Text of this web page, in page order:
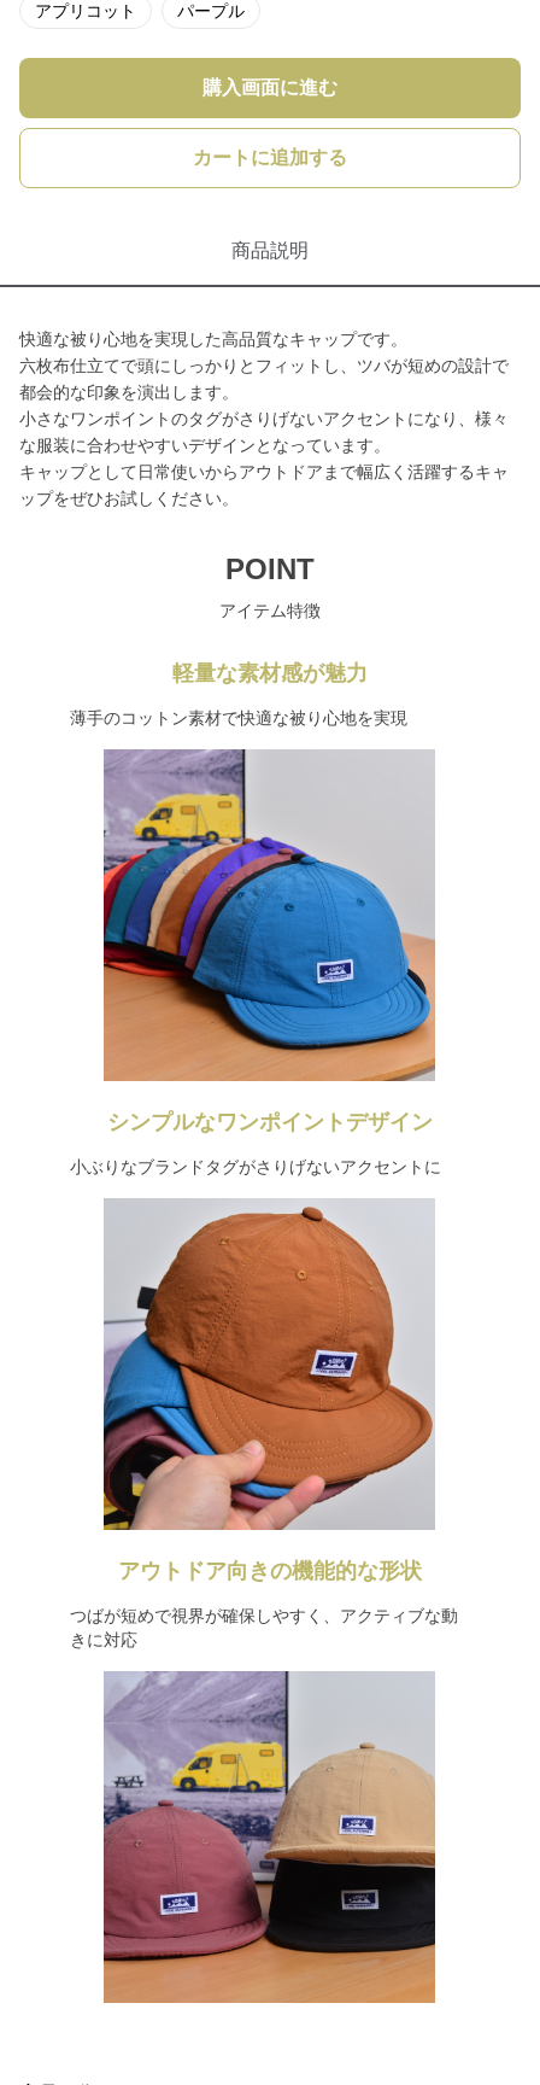
アプリコット パープル
購入画面に進む
カートに追加する
商品説明
快適な被り心地を実現した高品質なキャップです。
六枚布仕立てで頭にしっかりとフィットし、ツバが短めの設計で
都会的な印象を演出します。
小さなワンポイントのタグがさりげないアクセントになり、様々
な服装に合わせやすいデザインとなっています。
キャップとして日常使いからアウトドアまで幅広く活躍するキャ
ップをぜひお試しください。
POINT
アイテム特徴
軽量な素材感が魅力
薄手のコットン素材で快適な被り心地を実現
シンプルなワンポイントデザイン
小ぶりなブランドタグがさりげないアクセントに
アウトドア向きの機能的な形状
つばが短めで視界が確保しやすく、アクティブな動
きに対応